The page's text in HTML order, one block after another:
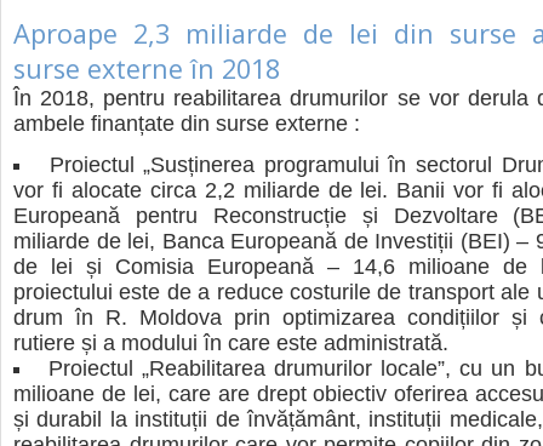
Aproape 2,3 miliarde de lei din surse
surse externe în 2018
În 2018, pentru reabilitarea drumurilor se vor derula
ambele finanțate din surse externe :
Proiectul „Susținerea programului în sectorul
vor fi alocate circa 2,2 miliarde de lei. Banii vor fi
Europeană pentru Reconstrucție și Dezvoltare
miliarde de lei, Banca Europeană de Investiții (BEI) –
de lei și Comisia Europeană – 14,6 milioane de
proiectului este de a reduce costurile de transport ale
drum în R. Moldova prin optimizarea condițiilor și
rutiere și a modului în care este administrată.
Proiectul „Reabilitarea drumurilor locale”, cu un
milioane de lei, care are drept obiectiv oferirea
și durabil la instituții de învățământ, instituții